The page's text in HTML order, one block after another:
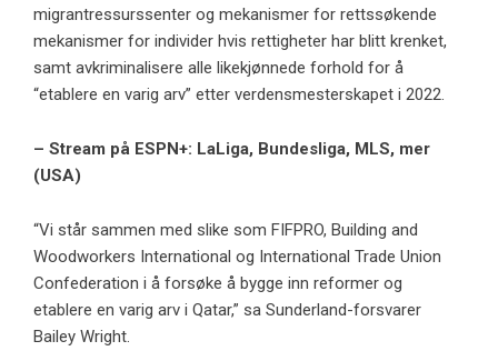
migrantressurssenter og mekanismer for rettssøkende
mekanismer for individer hvis rettigheter har blitt krenket,
samt avkriminalisere alle likekjønnede forhold for å
“etablere en varig arv” etter verdensmesterskapet i 2022.
– Stream på ESPN+: LaLiga, Bundesliga, MLS, mer
(USA)
“Vi står sammen med slike som FIFPRO, Building and
Woodworkers International og International Trade Union
Confederation i å forsøke å bygge inn reformer og
etablere en varig arv i Qatar,” sa Sunderland-forsvarer
Bailey Wright.